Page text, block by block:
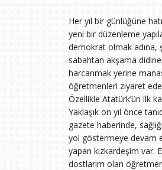
Her yıl bir günlüğüne
yeni bir düzenleme
demokrat olmak adına,
sabahtan akşama
harcanmak yerine
öğretmenleri ziyaret
Özellikle Atatürk’ün ilk
Yaklaşık on yıl önce
gazete haberinde,
yol göstermeye devam
yapan kızkardeşim var.
dostlarım olan